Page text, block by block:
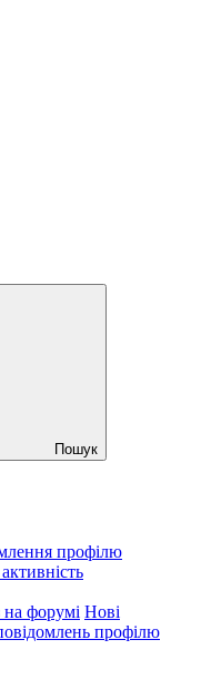
Пошук
профілю
на форумі Нові
профілю